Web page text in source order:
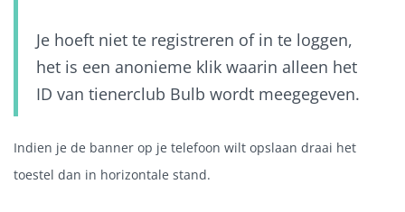
Je hoeft niet te registreren of in te loggen,
het is een anonieme klik waarin alleen het
ID van tienerclub Bulb wordt meegegeven.
Indien je de banner op je telefoon wilt opslaan draai het
toestel dan in horizontale stand.